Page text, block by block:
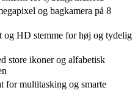
og bagkamera på 8
HD stemme for høj og tydelig
store ikoner og alfabetisk
for multitasking og smarte